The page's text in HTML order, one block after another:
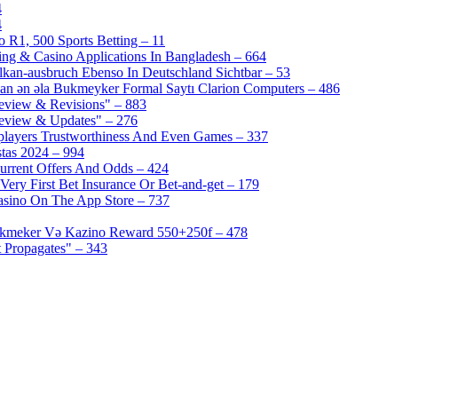
500 Sports Betting – 11
& Casino Applications In Bangladesh – 664
ausbruch Ebenso In Deutschland Sichtbar – 53
ən əla Bukmeyker Formal Saytı Clarion Computers – 486
& Revisions" – 883
& Updates" – 276
Trustworthiness And Even Games – 337
2024 – 994
Offers And Odds – 424
First Bet Insurance Or Bet-and-get – 179
On The App Store – 737
Və Kazino Reward 550+250f – 478
– 343